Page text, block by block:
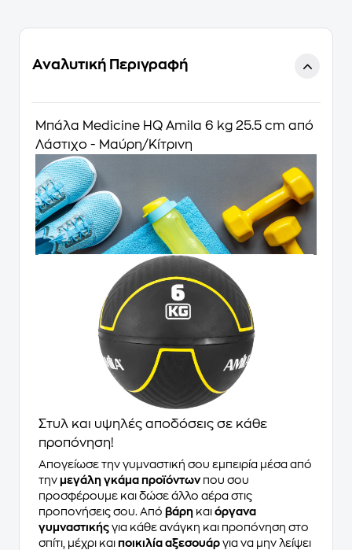
Αναλυτική Περιγραφή
Μπάλα Medicine HQ Amila 6 kg 25.5 cm από
Λάστιχο - Μαύρη/Κίτρινη
Στυλ και υψηλές αποδόσεις σε κάθε
προπόνηση!
Απογείωσε την γυμναστική σου εμπειρία μέσα από
την μεγάλη γκάμα προϊόντωνπου σου
προσφέρουμε και δώσε άλλο αέρα στις
προπονήσεις σου. Από βάρη και όργανα
γυμναστικής για κάθε ανάγκη και προπόνηση στο
σπίτι, μέχρι και ποικιλία αξεσουάρ για να μην λείψει